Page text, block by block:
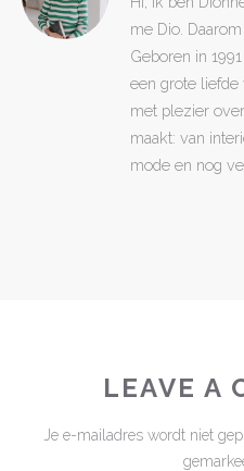
me Dio.
Geboren in
een grote liefde
met plezier
maakt: van
mode en nog
LEAVE A
Je e-mailadres wordt niet